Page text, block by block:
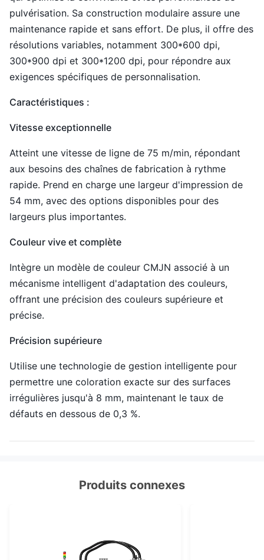
pulvérisation. Sa construction modulaire assure une
maintenance rapide et sans effort. De plus, il offre des
résolutions variables, notamment 300*600 dpi,
300*900 dpi et 300*1200 dpi, pour répondre aux
exigences spécifiques de personnalisation.
Caractéristiques :
Vitesse exceptionnelle
Atteint une vitesse de ligne de 75 m/min, répondant
aux besoins des chaînes de fabrication à rythme
rapide. Prend en charge une largeur d'impression de
54 mm, avec des options disponibles pour des
largeurs plus importantes.
Couleur vive et complète
Intègre un modèle de couleur CMJN associé à un
mécanisme intelligent d'adaptation des couleurs,
offrant une précision des couleurs supérieure et
précise.
Précision supérieure
Utilise une technologie de gestion intelligente pour
permettre une coloration exacte sur des surfaces
irrégulières jusqu'à 8 mm, maintenant le taux de
défauts en dessous de 0,3 %.
Produits connexes